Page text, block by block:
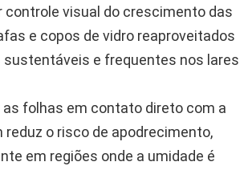
controle visual do crescimento das
e copos de vidro reaproveitados
sustentáveis e frequentes nos lares
as folhas em contato direto com a
reduz o risco de apodrecimento,
em regiões onde a umidade é